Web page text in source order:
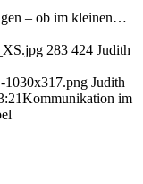
– ob im kleinen…
283 424 Judith
1030x317.png Judith
Kommunikation im